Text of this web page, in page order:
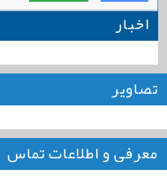
اخبار
تصاویر
معرفی و اطلاعات تماس